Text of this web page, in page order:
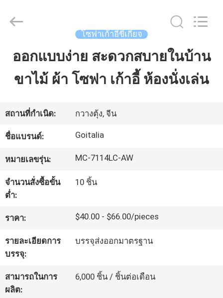
บ้าน
วิดีโอ
กับ
เรา
ทัวร์
โรงงาน
Cara
Reserved.
โซฟาเก้าอี้ขี้เกียจ
ออกแบบง่าย สะดวกสบายในบ้าน
ขาไม้ ผ้า โซฟา เก้าอี้ ห้องนั่งเล่น
สถานที่กำเนิด: กวางตุ้ง, จีน
ชื่อแบรนด์: Goitalia
หมายเลขรุ่น: MC-7114LC-AW
จำนวนสั่งซื้อขั้น
ต่ำ:
10 ชิ้น
ราคา: $40.00 - $66.00/pieces
รายละเอียดการ
บรรจุ:
บรรจุส่งออกมาตรฐาน
สามารถในการ
ผลิต:
6,000 ชิ้น / ชิ้นต่อเดือน